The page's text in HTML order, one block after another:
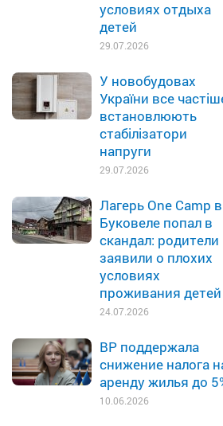
условиях отдыха
детей
29.07.2026
У новобудовах
України все
встановлюють
стабілізатори
напруги
29.07.2026
Лагерь One Camp в
Буковеле попал в
скандал: родители
заявили о плохих
условиях
проживания детей
24.07.2026
ВР поддержала
снижение налога
аренду жилья до
10.06.2026